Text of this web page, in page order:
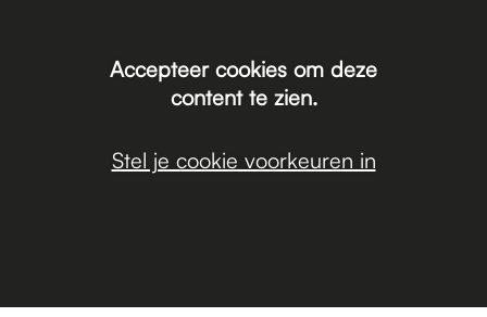
Accepteer cookies om deze
content te zien.
Stel je cookie voorkeuren in